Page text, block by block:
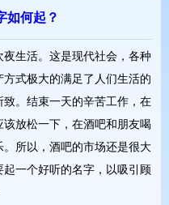
如何起？
生活。这是现代社会，各种
式极大的满足了人们生活的
。结束一天的辛苦工作，在
放松一下，在酒吧和朋友喝
所以，酒吧的市场还是很大
一个好听的名字，以吸引顾